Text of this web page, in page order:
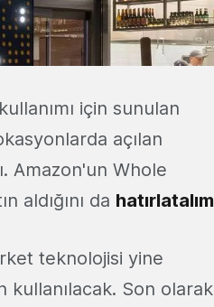
için sunulan
açılan
Amazon'un Whole
aldığını da hatırlatalım
teknolojisi yine
kullanılacak. Son olarak